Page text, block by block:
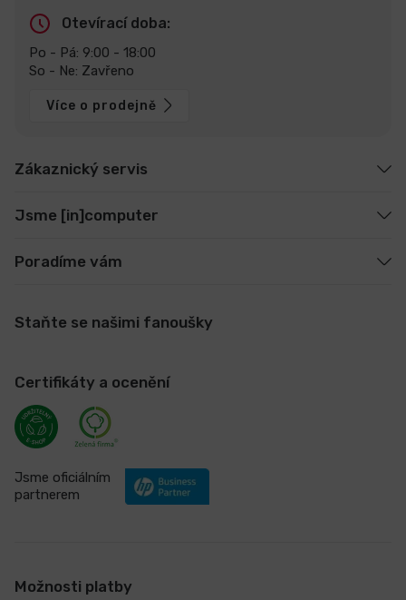
Otevírací doba:
Po - Pá: 9:00 - 18:00
So - Ne: Zavřeno
Více o prodejně
Zákaznický servis
Jsme [in]computer
Poradíme vám
Staňte se našimi fanoušky
Certifikáty a ocenění
Jsme oficiálním
partnerem
Možnosti platby